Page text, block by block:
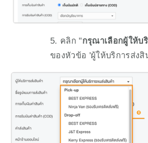
5. คลิก "กรุณาเลือกผู้ให้บ
ของหัวข้อ 'ผู้ให้บริการส่งสิ